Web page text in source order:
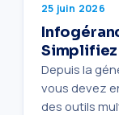
25 juin 2026
Simplifiez
Depuis la
vous devez
des outils